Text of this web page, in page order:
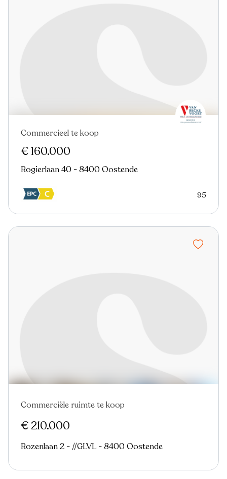
Commercieel te koop
€ 160.000
Rogierlaan 40 - 8400 Oostende
95
Commerciële ruimte te koop
€ 210.000
Rozenlaan 2 - //GLVL - 8400 Oostende